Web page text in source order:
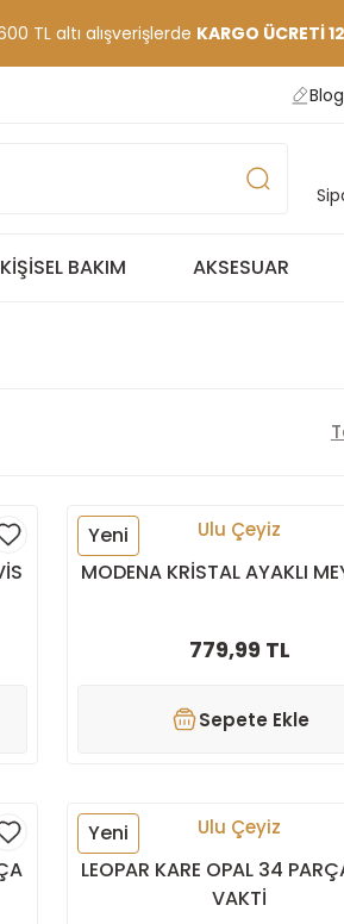
TL altı alışverişlerde KARGO ÜCRETİ
Blog
KIŞISEL BAKIM AKSESUAR
Yeni Ulu Çeyiz
MODENA KRİSTAL AYAKLI
779,99 TL
Sepete Ekle
Yeni Ulu Çeyiz
LEOPAR KARE OPAL 34
VAKTİ